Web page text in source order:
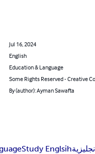
Jul 16, 2024
English
Education & Language
Some Rights Reserved - Creative
By (author): Ayman Sawafta
Study Englsih